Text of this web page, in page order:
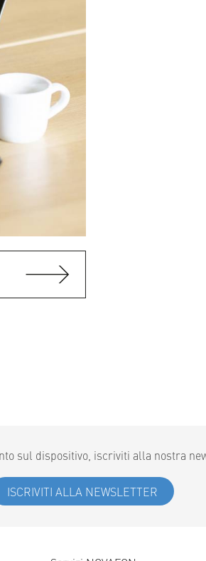
sul dispositivo, iscriviti alla nostra
ISCRIVITI ALLA NEWSLETTER